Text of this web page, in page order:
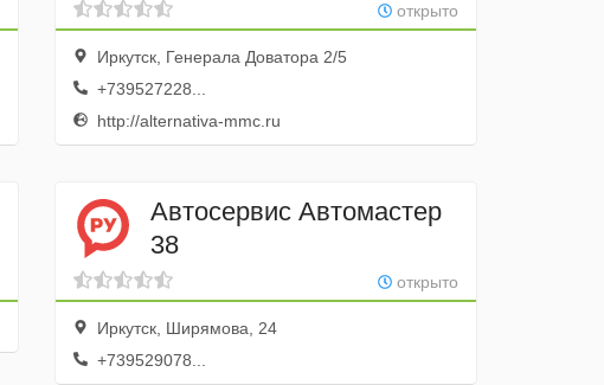
открыто
Иркутск, Генерала Доватора 2/5
+739527228...
http://alternativa-mmc.ru
Автосервис Автомастер
38
открыто
Иркутск, Ширямова, 24
+739529078...